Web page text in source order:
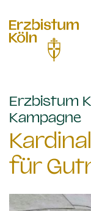
Erzbistum
Kampagne:
für